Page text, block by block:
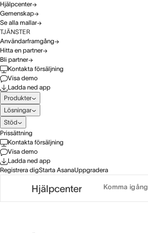
Hjälpcenter
Gemenskap
Se alla mallar
TJÄNSTER
Användarframgång
Hitta en partner
Bli partner
Kontakta försäljning
Visa demo
Ladda ned app
Produkter
Lösningar
Stöd
Prissättning
Kontakta försäljning
Visa demo
Ladda ned app
Registrera digStarta AsanaUppgradera
Hjälpcenter Komma igång